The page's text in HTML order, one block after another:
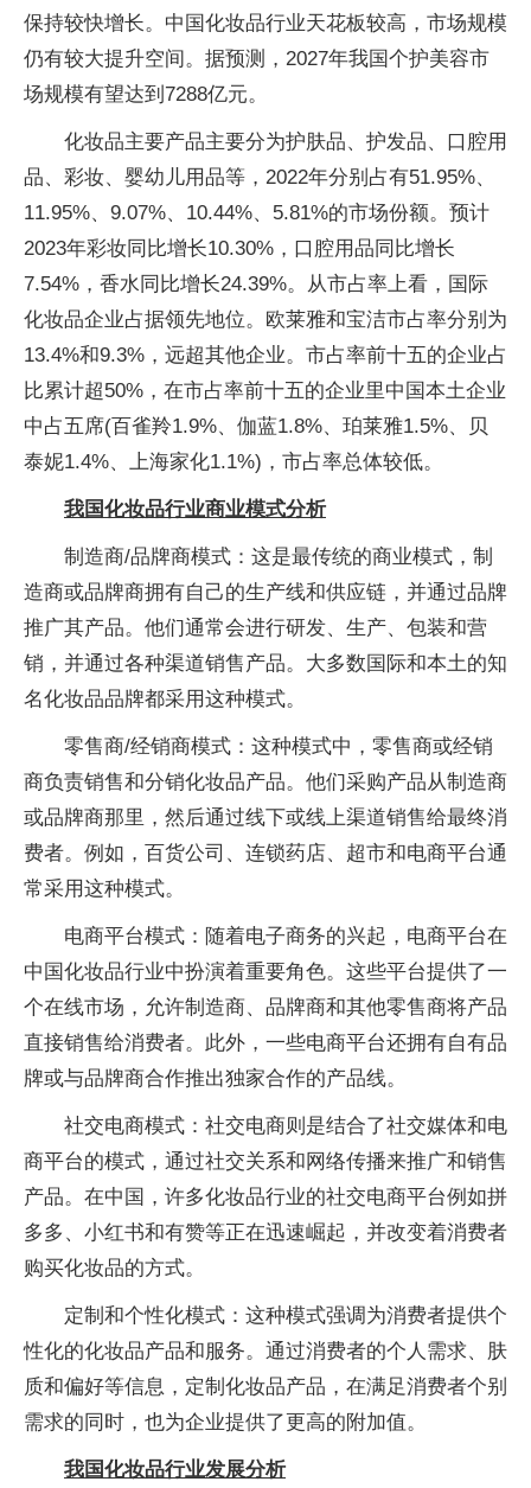
保持较快增长。中国化妆品行业天花板较高，市场规模
仍有较大提升空间。据预测，2027年我国个护美容市
场规模有望达到7288亿元。
化妆品主要产品主要分为护肤品、护发品、口腔用
品、彩妆、婴幼儿用品等，2022年分别占有51.95%、
11.95%、9.07%、10.44%、5.81%的市场份额。预计
2023年彩妆同比增长10.30%，口腔用品同比增长
7.54%，香水同比增长24.39%。从市占率上看，国际
化妆品企业占据领先地位。欧莱雅和宝洁市占率分别为
13.4%和9.3%，远超其他企业。市占率前十五的企业占
比累计超50%，在市占率前十五的企业里中国本土企业
中占五席(百雀羚1.9%、伽蓝1.8%、珀莱雅1.5%、贝
泰妮1.4%、上海家化1.1%)，市占率总体较低。
我国化妆品行业商业模式分析
制造商/品牌商模式：这是最传统的商业模式，制
造商或品牌商拥有自己的生产线和供应链，并通过品牌
推广其产品。他们通常会进行研发、生产、包装和营
销，并通过各种渠道销售产品。大多数国际和本土的知
名化妆品品牌都采用这种模式。
零售商/经销商模式：这种模式中，零售商或经销
商负责销售和分销化妆品产品。他们采购产品从制造商
或品牌商那里，然后通过线下或线上渠道销售给最终消
费者。例如，百货公司、连锁药店、超市和电商平台通
常采用这种模式。
电商平台模式：随着电子商务的兴起，电商平台在
中国化妆品行业中扮演着重要角色。这些平台提供了一
个在线市场，允许制造商、品牌商和其他零售商将产品
直接销售给消费者。此外，一些电商平台还拥有自有品
牌或与品牌商合作推出独家合作的产品线。
社交电商模式：社交电商则是结合了社交媒体和电
商平台的模式，通过社交关系和网络传播来推广和销售
产品。在中国，许多化妆品行业的社交电商平台例如拼
多多、小红书和有赞等正在迅速崛起，并改变着消费者
购买化妆品的方式。
定制和个性化模式：这种模式强调为消费者提供个
性化的化妆品产品和服务。通过消费者的个人需求、肤
质和偏好等信息，定制化妆品产品，在满足消费者个别
需求的同时，也为企业提供了更高的附加值。
我国化妆品行业发展分析